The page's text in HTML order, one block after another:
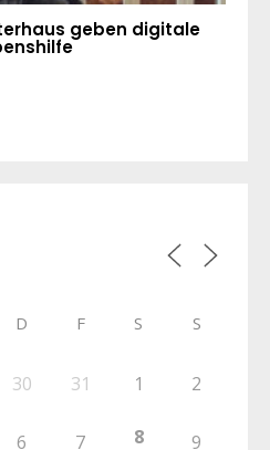
geben digitale
D F S S
30 31 1 2
6 7 8 9